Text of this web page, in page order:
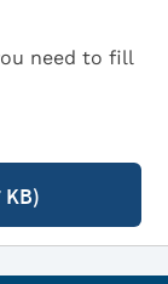
need to fill